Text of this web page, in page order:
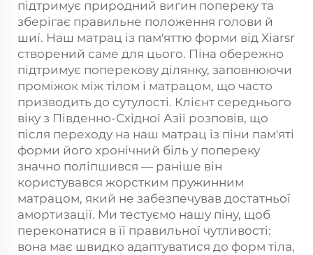
підтримує природний вигин попереку та
зберігає правильне положення голови й
шиї. Наш матрац із пам'яттю форми від Xiarsr
створений саме для цього. Піна обережно
підтримує поперекову ділянку, заповнюючи
проміжок між тілом і матрацом, що часто
призводить до сутулості. Клієнт середнього
віку з Південно-Східної Азії розповів, що
після переходу на наш матрац із піни пам'яті
форми його хронічний біль у попереку
значно поліпшився — раніше він
користувався жорстким пружинним
матрацом, який не забезпечував достатньої
амортизації. Ми тестуємо нашу піну, щоб
переконатися в її правильної чутливості:
вона має швидко адаптуватися до форм тіла,